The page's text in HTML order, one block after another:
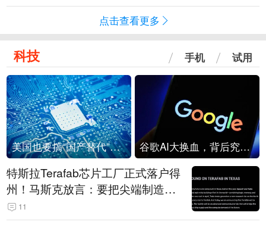
点击查看更多
科技 手机 试用
美国也要搞“国产替代”？先算清三笔账 谷歌AI大换血，背后究竟发生了什么？
特斯拉Terafab芯片工厂正式落户得
州！马斯克放言：要把尖端制造带
回美国
11